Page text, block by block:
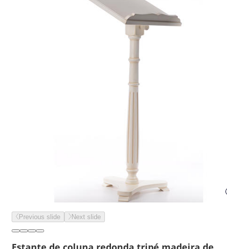
Previous slide Next slide